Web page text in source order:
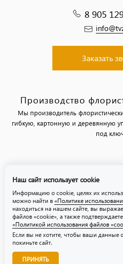
8 905
Заказать
Производство
Мы производитель
гибкую, картонную и деревянную
под
Политика
Звоните нам!
Наш сайт использует cookie
Информацию о cookie, целях их
можно найти в «Политике
находиться на нашем сайте, вы
файлов «cookie», а также
«Политикой использования файлов
Если вы не хотите, чтобы ваши данные
покиньте сайт.
ПРИНЯТЬ